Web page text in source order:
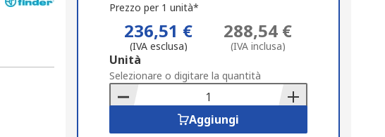
Prezzo per 1 unità*
236,51 €
(IVA esclusa)
288,54 €
(IVA inclusa)
Add
to
Basket
Unità
Selezionare o digitare la quantità
Aggiungi